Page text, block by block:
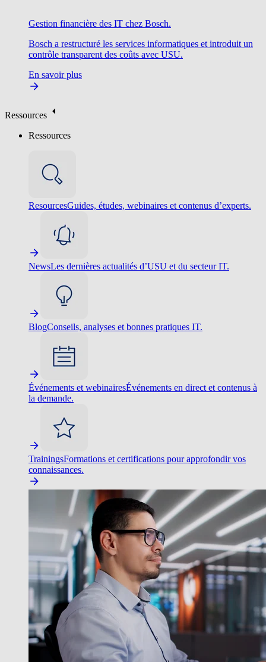
Gestion financière des IT chez Bosch.
Bosch a restructuré les services informatiques et introduit un
contrôle transparent des coûts avec USU.
En savoir plus
Ressources
Ressources
ResourcesGuides, études, webinaires et contenus d’experts.
NewsLes dernières actualités d’USU et du secteur IT.
BlogConseils, analyses et bonnes pratiques IT.
Événements et webinairesÉvénements en direct et contenus à
la demande.
TrainingsFormations et certifications pour approfondir vos
connaissances.